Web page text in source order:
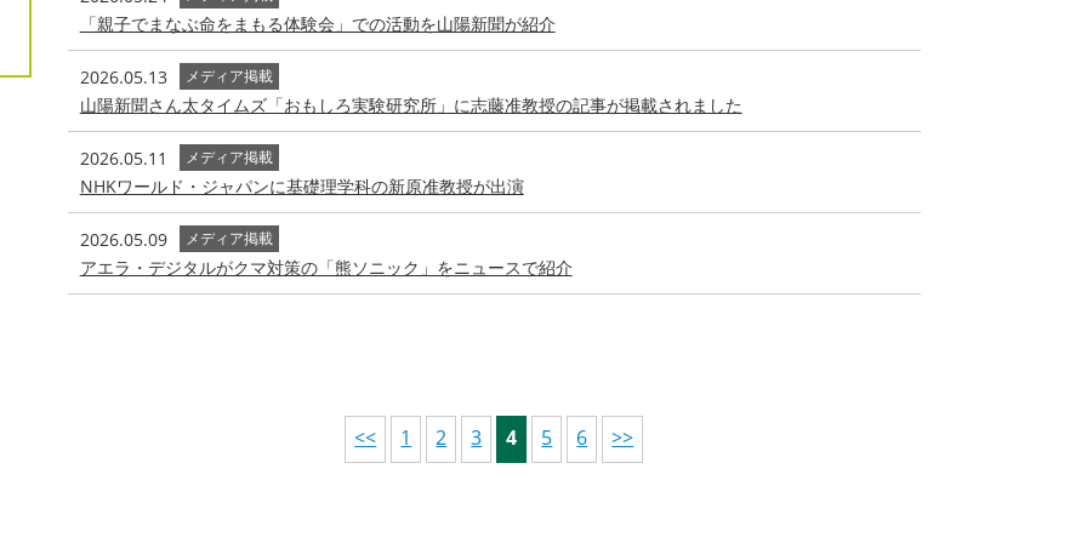
「親子でまなぶ命をまもる体験会」での活動を山陽新聞が紹介
2026.05.13 メディア掲載
山陽新聞さん太タイムズ「おもしろ実験研究所」に志藤准教授の記事が掲載されました
2026.05.11 メディア掲載
NHKワールド・ジャパンに基礎理学科の新原准教授が出演
2026.05.09 メディア掲載
アエラ・デジタルがクマ対策の「熊ソニック」をニュースで紹介
<< 1 2 3 4 5 6 >>